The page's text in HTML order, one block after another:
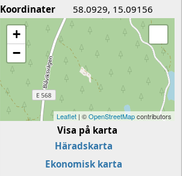
Koordinater
58.0929, 15.09156
+
−
Leaflet | ©OpenStreetMapcontributors
Visa på karta
Häradskarta
Ekonomisk karta